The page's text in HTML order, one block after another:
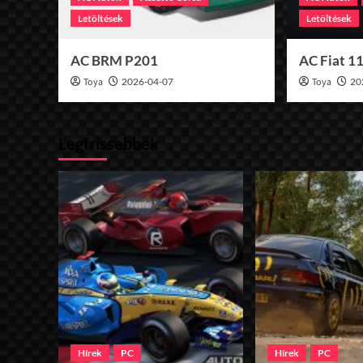
Letöltések
AC BRM P201
Toya 2026-04-07
Letöltések
AC Fiat
Toya
Legfrissebbek
Hírek PC Hírek PC